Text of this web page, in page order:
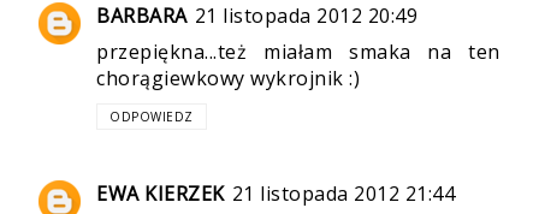
BARBARA 21 listopada 2012 20:49
przepiękna...też miałam smaka na ten
chorągiewkowy wykrojnik :)
ODPOWIEDZ
EWA KIERZEK 21 listopada 2012 21:44